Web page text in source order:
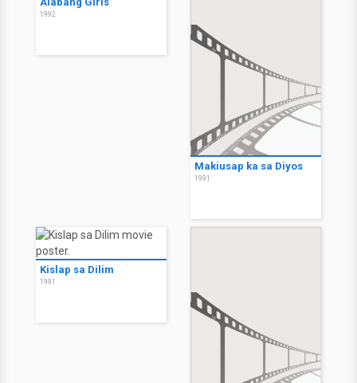
1992
Makiusap ka sa Diyos
1991
Kislap sa Dilim
1991